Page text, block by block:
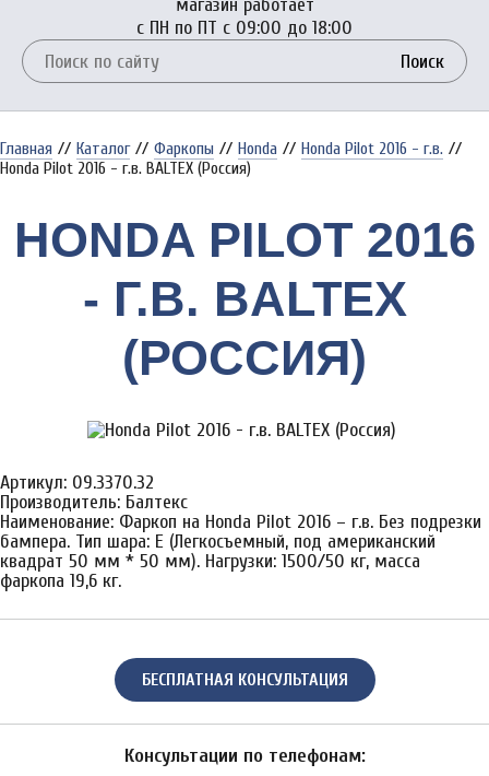
магазин работает
с ПН по ПТ с 09:00 до 18:00
Поиск
Главная // Каталог // Фаркопы // Honda // Honda Pilot 2016 - г.в. //
Honda Pilot 2016 - г.в. BALTEX (Россия)
HONDA PILOT 2016
- Г.В. BALTEX
(РОССИЯ)
Артикул: 09.3370.32
Производитель: Балтекс
Наименование: Фаркоп на Honda Pilot 2016 – г.в. Без подрезки
бампера. Тип шара: E (Легкосъемный, под американский
квадрат 50 мм * 50 мм). Нагрузки: 1500/50 кг, масса
фаркопа 19,6 кг.
БЕСПЛАТНАЯ КОНСУЛЬТАЦИЯ
Консультации по телефонам: